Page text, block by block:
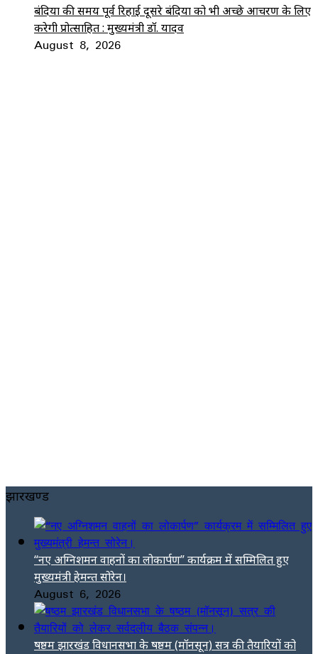
बंदियों की समय पूर्व रिहाई दूसरे बंदियों को भी अच्छे आचरण के लिए
करेगी प्रोत्साहित : मुख्यमंत्री डॉ. यादव
August 8, 2026
झारखण्ड
“नए अग्निशमन वाहनों का लोकार्पण” कार्यक्रम में सम्मिलित हुए
मुख्यमंत्री हेमन्त सोरेन।
August 6, 2026
षष्ठम झारखंड विधानसभा के षष्ठम (मॉनसून) सत्र की तैयारियों को